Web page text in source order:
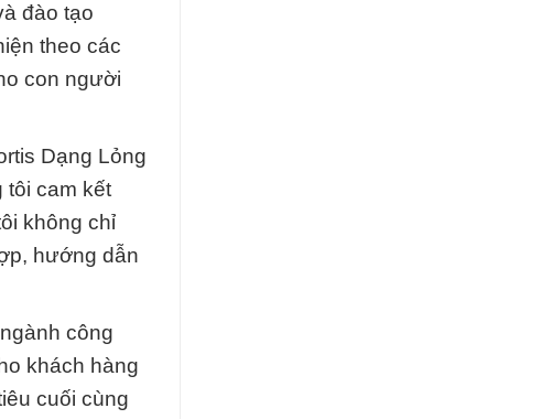
đào tạo
theo các
con người
Dạng Lỏng
tôi cam kết
không chỉ
hướng dẫn
công
khách hàng
cuối cùng